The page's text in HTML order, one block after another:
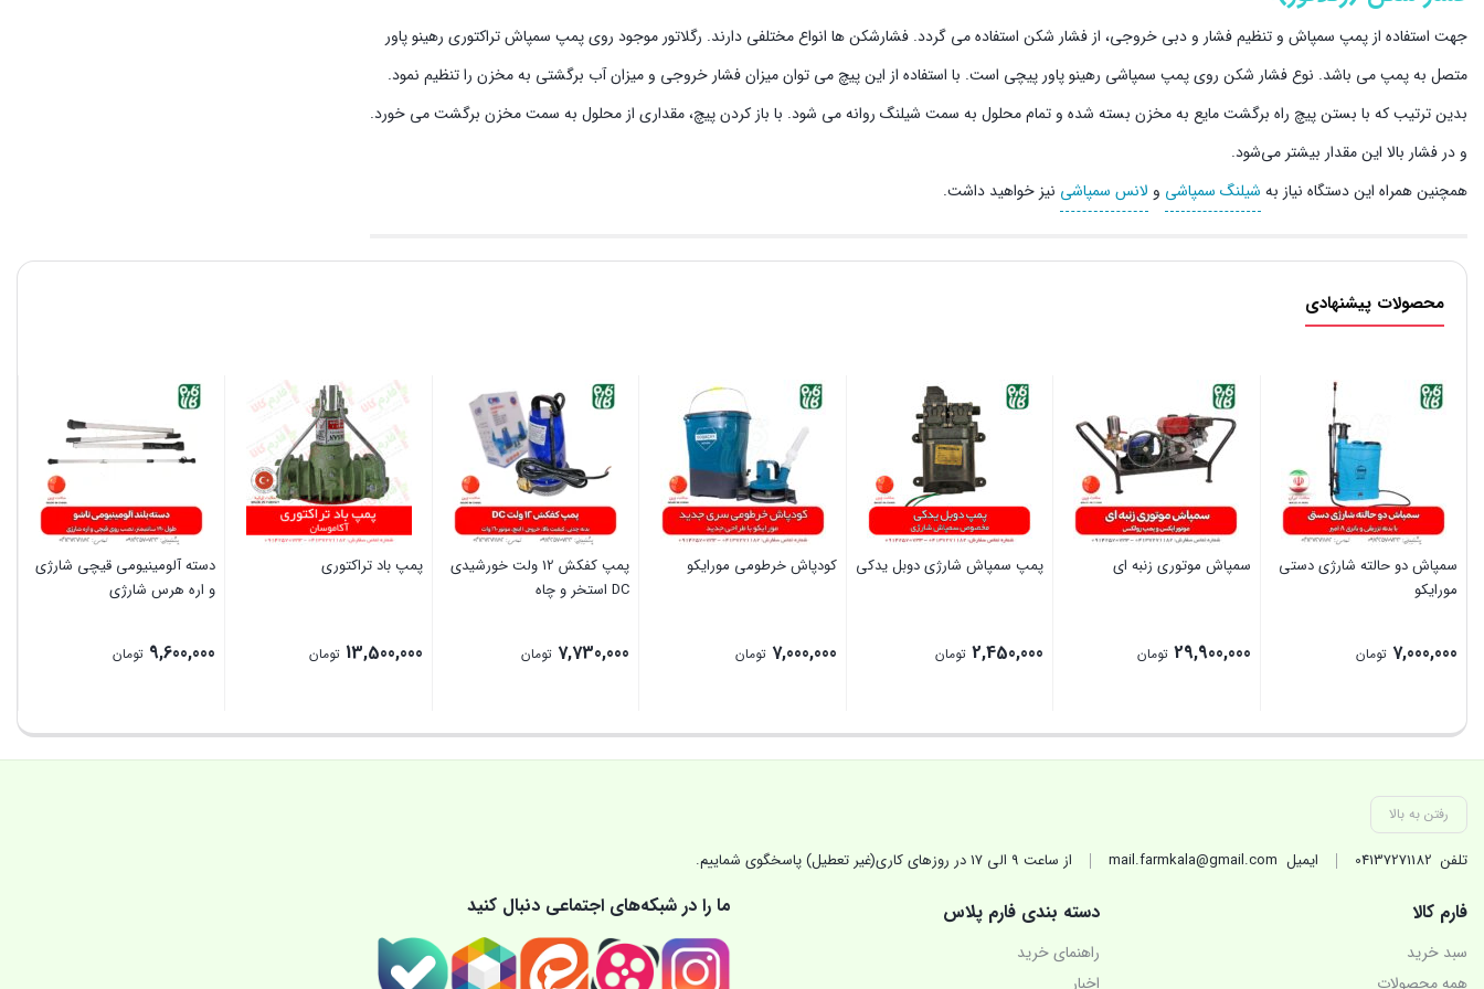
جهت استفاده از پمپ سمپاش و تنظیم فشار و دبی خروجی، از فشار شکن استفاده می گردد. فشارشکن ها انواع مختلفی دارند. رگلاتور موجود روی پمپ سمپاش تراکتوری رهینو پاور
متصل به پمپ می باشد. نوع فشار شکن روی پمپ سمپاشی رهینو پاور پیچی است. با استفاده از این پیچ می توان میزان فشار خروجی و میزان آب برگشتی به مخزن را تنظیم نمود.
بدین ترتیب که با بستن پیچ راه برگشت مایع به مخزن بسته شده و تمام محلول به سمت شیلنگ روانه می شود. با باز کردن پیچ، مقداری از محلول به سمت مخزن برگشت می خورد.
و در فشار بالا این مقدار بیشتر می‌شود.
همچنین همراه این دستگاه نیاز به شیلنگ سمپاشی و لانس سمپاشی نیز خواهید داشت.
محصولات پیشنهادی
سمپاش دو حالته شارژی دستی
مورایکو
7,000,000 تومان
بستن
سمپاش موتوری زنبه ای
29,900,000 تومان
بستن
پمپ سمپاش شارژی دوبل یدکی
2,450,000 تومان
بستن
کودپاش خرطومی مورایکو
7,000,000 تومان
بستن
پمپ کفکش 12 ولت خورشیدی
DC استخر و چاه
7,730,000 تومان
بستن
پمپ باد تراکتوری
13,500,000 تومان
بستن
دسته آلومینیومی قیچی شارژی
و اره هرس شارژی
9,600,000 تومان
بستن
رفتن به بالا
تلفن 04137271182 ایمیل mail.farmkala@gmail.com از ساعت 9 الی 17 در روزهای کاری(غیر تعطیل) پاسخگوی شماییم.
فارم کالا
سبد خرید
همه محصولات
دسته بندی فارم پلاس
راهنمای خرید
اخبار
ما را در شبکه‌های اجتماعی دنبال کنید